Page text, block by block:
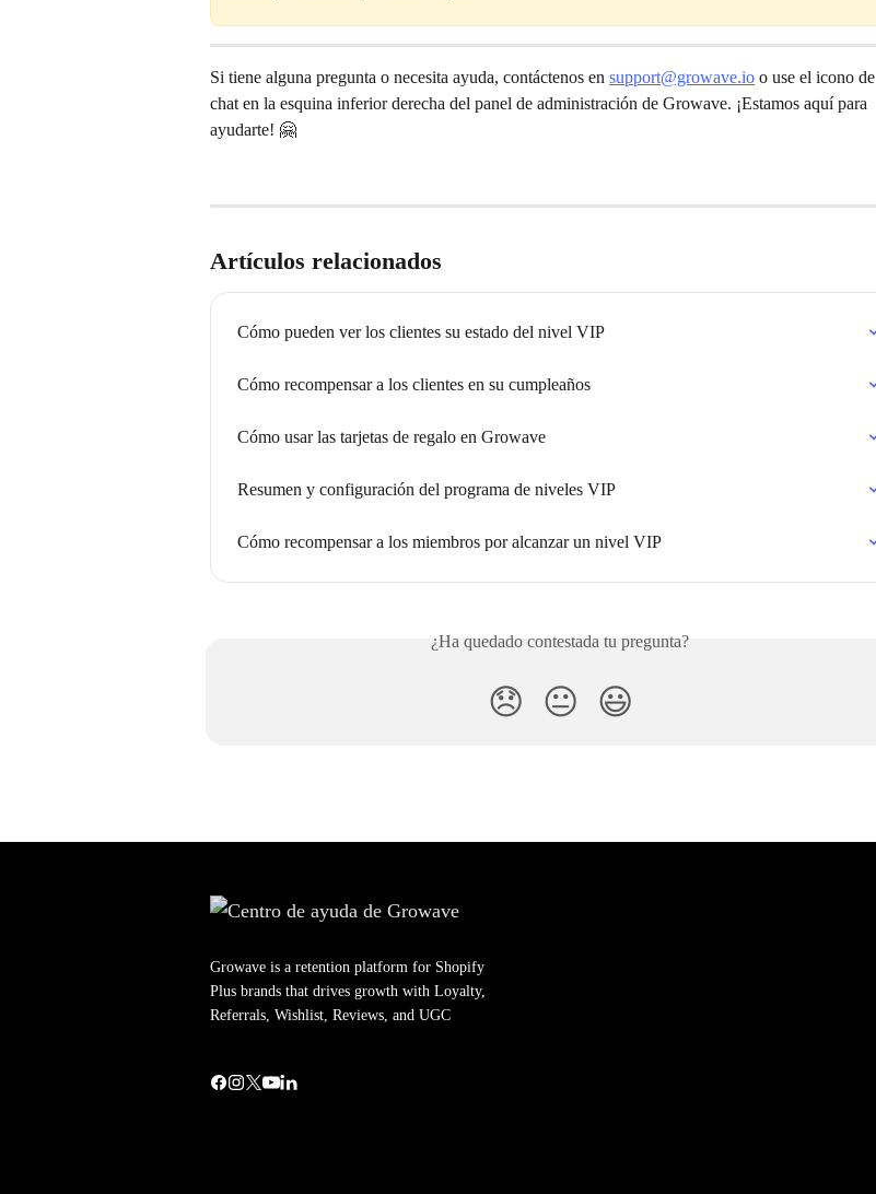
Si tiene alguna pregunta o necesita ayuda, contáctenos en support@growave.io o use el icono de
chat en la esquina inferior derecha del panel de administración de Growave. ¡Estamos aquí para
ayudarte! 🤗
Artículos relacionados
Cómo pueden ver los clientes su estado del nivel VIP
Cómo recompensar a los clientes en su cumpleaños
Cómo usar las tarjetas de regalo en Growave
Resumen y configuración del programa de niveles VIP
Cómo recompensar a los miembros por alcanzar un nivel VIP
¿Ha quedado contestada tu pregunta?
😞 😐 😃
Growave is a retention platform for Shopify
Plus brands that drives growth with Loyalty,
Referrals, Wishlist, Reviews, and UGC